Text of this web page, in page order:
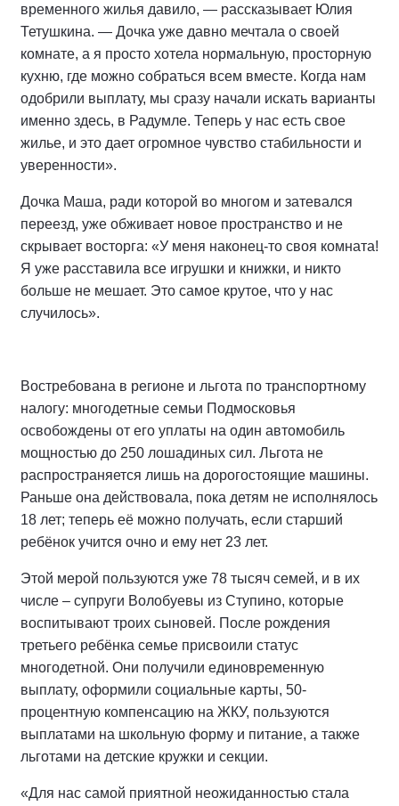
временного жилья давило, — рассказывает Юлия
Тетушкина. — Дочка уже давно мечтала о своей
комнате, а я просто хотела нормальную, просторную
кухню, где можно собраться всем вместе. Когда нам
одобрили выплату, мы сразу начали искать варианты
именно здесь, в Радумле. Теперь у нас есть свое
жилье, и это дает огромное чувство стабильности и
уверенности».
Дочка Маша, ради которой во многом и затевался
переезд, уже обживает новое пространство и не
скрывает восторга: «У меня наконец-то своя комната!
Я уже расставила все игрушки и книжки, и никто
больше не мешает. Это самое крутое, что у нас
случилось».
Востребована в регионе и льгота по транспортному
налогу: многодетные семьи Подмосковья
освобождены от его уплаты на один автомобиль
мощностью до 250 лошадиных сил. Льгота не
распространяется лишь на дорогостоящие машины.
Раньше она действовала, пока детям не исполнялось
18 лет; теперь её можно получать, если старший
ребёнок учится очно и ему нет 23 лет.
Этой мерой пользуются уже 78 тысяч семей, и в их
числе – супруги Волобуевы из Ступино, которые
воспитывают троих сыновей. После рождения
третьего ребёнка семье присвоили статус
многодетной. Они получили единовременную
выплату, оформили социальные карты, 50-
процентную компенсацию на ЖКУ, пользуются
выплатами на школьную форму и питание, а также
льготами на детские кружки и секции.
«Для нас самой приятной неожиданностью стала